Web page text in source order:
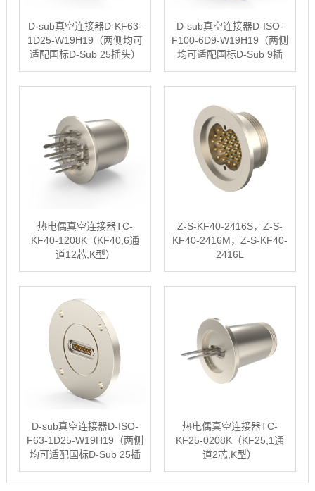
D-sub真空连接器D-KF63-
1D25-W19H19（两侧均可
适配国标D-Sub 25插头）
D-sub真空连接器D-ISO-
F100-6D9-W19H19（两侧
均可适配国标D-Sub 9插
热电偶真空连接器TC-
KF40-1208K（KF40,6通
道12芯,K型）
Z-S-KF40-2416S，Z-S-
KF40-2416M，Z-S-KF40-
2416L
D-sub真空连接器D-ISO-
F63-1D25-W19H19（两侧
均可适配国标D-Sub 25插
热电偶真空连接器TC-
KF25-0208K（KF25,1通
道2芯,K型）